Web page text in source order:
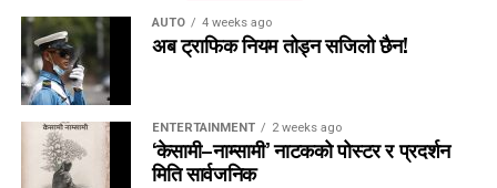
AUTO 4 weeks ago
अब ट्राफिक नियम तोड्न सजिलो छैन!
ENTERTAINMENT 2 weeks ago
‘केसामी–नाम्सामी’ नाटकको पोस्टर र प्रदर्शन
मिति सार्वजनिक